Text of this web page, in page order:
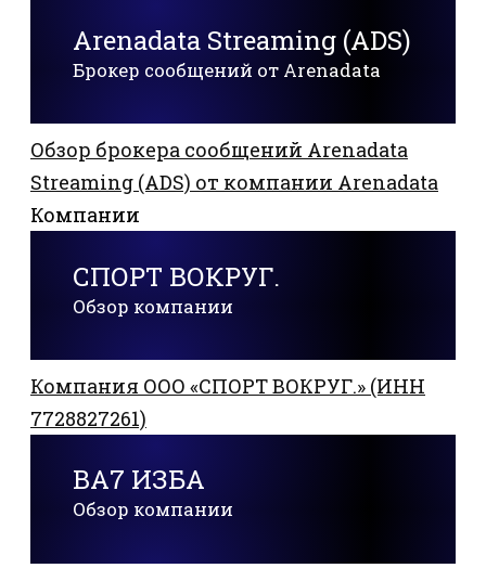
Arenadata Streaming (ADS)
Брокер сообщений от Arenadata
Обзор брокера сообщений Arenadata
Streaming (ADS) от компании Arenadata
Компании
СПОРТ ВОКРУГ.
Обзор компании
Компания ООО «СПОРТ ВОКРУГ.» (ИНН
7728827261)
ВА7 ИЗБА
Обзор компании